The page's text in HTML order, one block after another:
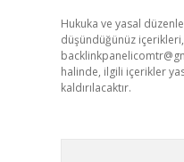
Hukuka ve yasal
düşündüğünüz içerikleri,
halinde, ilgili içerikler
kaldırılacaktır.